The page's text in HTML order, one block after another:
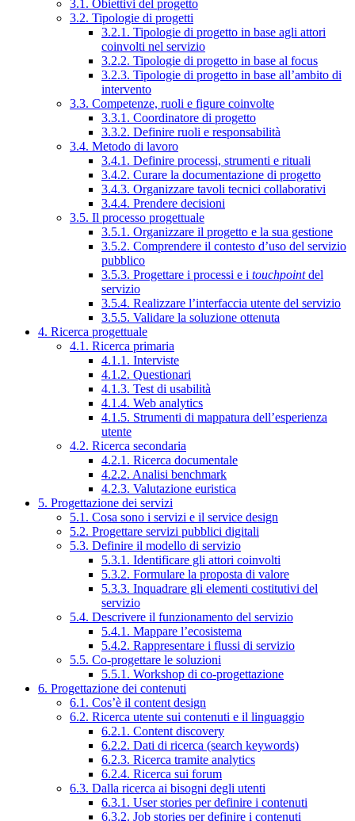
3.1. Obiettivi del progetto
3.2. Tipologie di progetti
3.2.1. Tipologie di progetto in base agli attori
coinvolti nel servizio
3.2.2. Tipologie di progetto in base al focus
3.2.3. Tipologie di progetto in base all’ambito di
intervento
3.3. Competenze, ruoli e figure coinvolte
3.3.1. Coordinatore di progetto
3.3.2. Definire ruoli e responsabilità
3.4. Metodo di lavoro
3.4.1. Definire processi, strumenti e rituali
3.4.2. Curare la documentazione di progetto
3.4.3. Organizzare tavoli tecnici collaborativi
3.4.4. Prendere decisioni
3.5. Il processo progettuale
3.5.1. Organizzare il progetto e la sua gestione
3.5.2. Comprendere il contesto d’uso del servizio
pubblico
3.5.3. Progettare i processi e i touchpointdel
servizio
3.5.4. Realizzare l’interfaccia utente del servizio
3.5.5. Validare la soluzione ottenuta
4. Ricerca progettuale
4.1. Ricerca primaria
4.1.1. Interviste
4.1.2. Questionari
4.1.3. Test di usabilità
4.1.4. Web analytics
4.1.5. Strumenti di mappatura dell’esperienza
utente
4.2. Ricerca secondaria
4.2.1. Ricerca documentale
4.2.2. Analisi benchmark
4.2.3. Valutazione euristica
5. Progettazione dei servizi
5.1. Cosa sono i servizi e il service design
5.2. Progettare servizi pubblici digitali
5.3. Definire il modello di servizio
5.3.1. Identificare gli attori coinvolti
5.3.2. Formulare la proposta di valore
5.3.3. Inquadrare gli elementi costitutivi del
servizio
5.4. Descrivere il funzionamento del servizio
5.4.1. Mappare l’ecosistema
5.4.2. Rappresentare i flussi di servizio
5.5. Co-progettare le soluzioni
5.5.1. Workshop di co-progettazione
6. Progettazione dei contenuti
6.1. Cos’è il content design
6.2. Ricerca utente sui contenuti e il linguaggio
6.2.1. Content discovery
6.2.2. Dati di ricerca (search keywords)
6.2.3. Ricerca tramite analytics
6.2.4. Ricerca sui forum
6.3. Dalla ricerca ai bisogni degli utenti
6.3.1. User stories per definire i contenuti
6.3.2. Job stories per definire i contenuti